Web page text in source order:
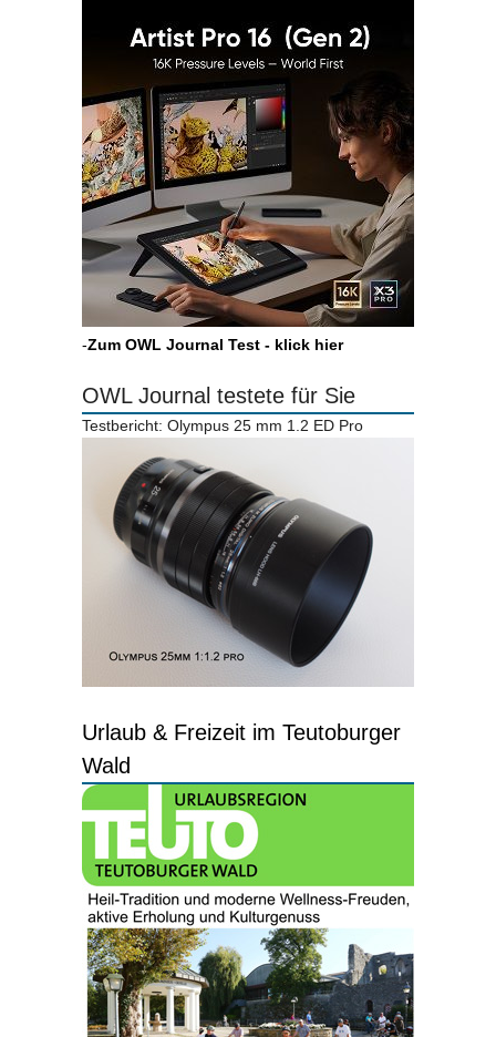
-Zum OWL Journal Test - klick hier
OWL Journal testete für Sie
Testbericht: Olympus 25 mm 1.2 ED Pro
Urlaub & Freizeit im Teutoburger
Wald